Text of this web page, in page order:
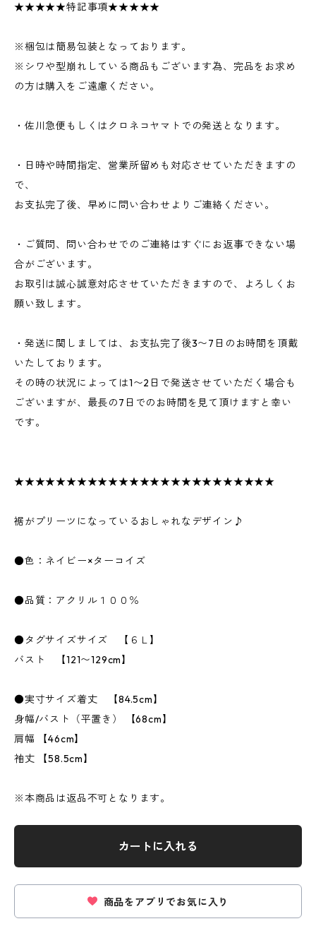
★★★★★特記事項★★★★★
※梱包は簡易包装となっております。
※シワや型崩れしている商品もございます為、完品をお求め
の方は購入をご遠慮ください。
・佐川急便もしくはクロネコヤマトでの発送となります。
・日時や時間指定、営業所留めも対応させていただきますの
で、
お支払完了後、早めに問い合わせよりご連絡ください。
・ご質問、問い合わせでのご連絡はすぐにお返事できない場
合がございます。
お取引は誠心誠意対応させていただきますので、よろしくお
願い致します。
・発送に関しましては、お支払完了後3〜7日のお時間を頂戴
いたしております。
その時の状況によっては1〜2日で発送させていただく場合も
ございますが、最長の7日でのお時間を見て頂けますと幸い
です。
★★★★★★★★★★★★★★★★★★★★★★★★★
裾がプリーツになっているおしゃれなデザイン♪
●色：ネイビー×ターコイズ
●品質：アクリル１００％
●タグサイズサイズ 【６Ｌ】
バスト 【121〜129cm】
●実寸サイズ着丈 【84.5cm】
身幅/バスト（平置き） 【68cm】
肩幅 【46cm】
袖丈 【58.5cm】
※本商品は返品不可となります。
カートに入れる
商品をアプリでお気に入り